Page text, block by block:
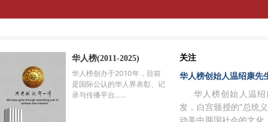
华人榜(2011-2025)
华人榜创办于2010年，目前
是国际公认的华人界表彰、记
录与传播平台……
关注
华人榜创始人温绍康先
华人榜创始人温
发，白宫颁授的“总统
动美中两国社会的文化